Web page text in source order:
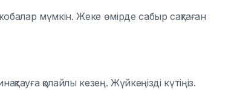
мүмкін. Жеке өмірде сабыр сақтаған
қолайлы кезең. Жүйкеңізді күтіңіз.